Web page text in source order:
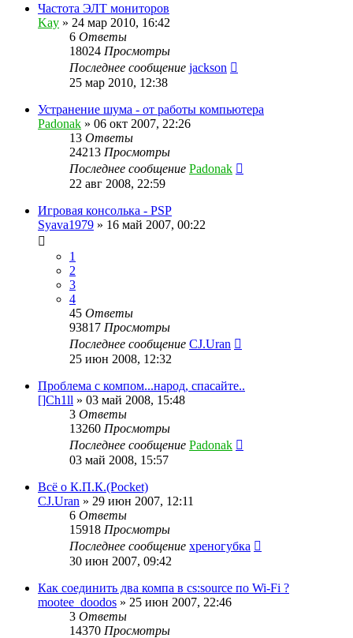
Частота ЭЛТ мониторов
Kay » 24 мар 2010, 16:42
6 Ответы
18024 Просмотры
Последнее сообщение jackson
25 мар 2010, 12:38
Устранение шума - от работы компьютера
Padonak » 06 окт 2007, 22:26
13 Ответы
24213 Просмотры
Последнее сообщение Padonak
22 авг 2008, 22:59
Игровая консолька - PSP
Syava1979 » 16 май 2007, 00:22
1
2
3
4
45 Ответы
93817 Просмотры
Последнее сообщение CJ.Uran
25 июн 2008, 12:32
Проблема с компом...народ, спасайте..
[]Ch1ll » 03 май 2008, 15:48
3 Ответы
13260 Просмотры
Последнее сообщение Padonak
03 май 2008, 15:57
Всё о К.П.К.(Pocket)
CJ.Uran » 29 июн 2007, 12:11
6 Ответы
15918 Просмотры
Последнее сообщение хреногубка
30 июн 2007, 09:42
Как соединить два компа в cs:source по Wi-Fi ?
mootee_doodos » 25 июн 2007, 22:46
3 Ответы
14370 Просмотры